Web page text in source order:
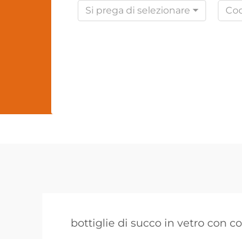
Si prega di selezionare
bottiglie di succo in vetro con